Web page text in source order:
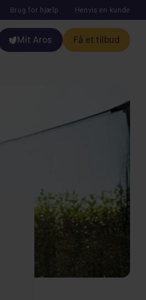
Brug for hjælp Henvis en kunde
Mit Aros Få et tilbud